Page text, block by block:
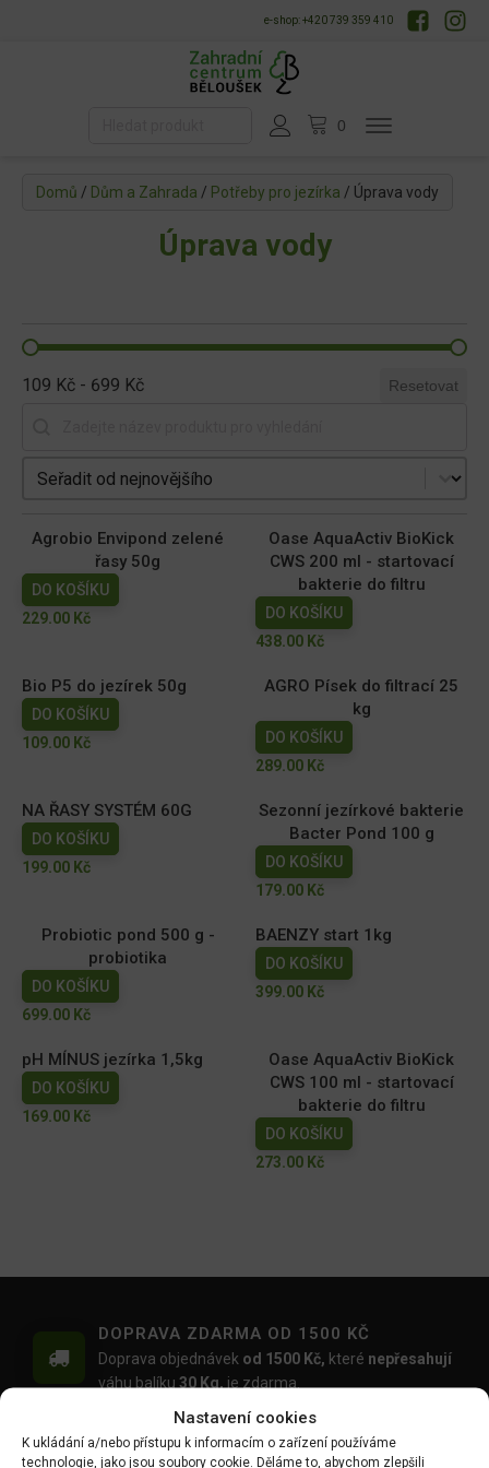
Nastavení cookies
K ukládání a/nebo přístupu k informacím o zařízení používáme
technologie, jako jsou soubory cookie. Děláme to, abychom zlepšili
e-shop: +420 739 359 410
Domů / Dům a Zahrada / Potřeby pro jezírka / Úprava vody
Úprava vody
109 Kč - 699 Kč Resetovat
Seřadit produkty
Agrobio Envipond zelené
řasy 50g
DO KOŠÍKU
229.00 Kč
Oase AquaActiv BioKick
CWS 200 ml - startovací
bakterie do filtru
DO KOŠÍKU
438.00 Kč
Bio P5 do jezírek 50g
DO KOŠÍKU
109.00 Kč
AGRO Písek do filtrací 25
kg
DO KOŠÍKU
289.00 Kč
NA ŘASY SYSTÉM 60G
DO KOŠÍKU
199.00 Kč
Sezonní jezírkové bakterie
Bacter Pond 100 g
DO KOŠÍKU
179.00 Kč
Probiotic pond 500 g -
probiotika
DO KOŠÍKU
699.00 Kč
BAENZY start 1kg
DO KOŠÍKU
399.00 Kč
pH MÍNUS jezírka 1,5kg
DO KOŠÍKU
169.00 Kč
Oase AquaActiv BioKick
CWS 100 ml - startovací
bakterie do filtru
DO KOŠÍKU
273.00 Kč
DOPRAVA ZDARMA OD 1500 KČ
Doprava objednávek od 1500 Kč, které nepřesahují
váhu balíku30 Kg,je zdarma.
Všechny produkty sami používáme na našich